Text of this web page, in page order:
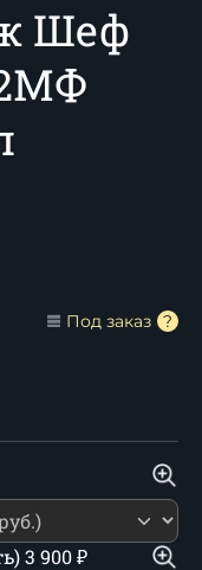
Шеф
Под заказ
3 900₽